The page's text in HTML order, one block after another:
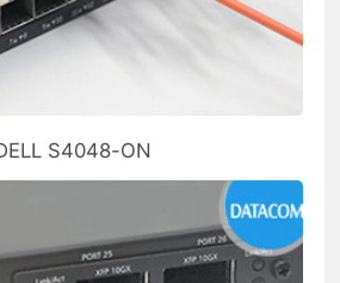
S4048-ON